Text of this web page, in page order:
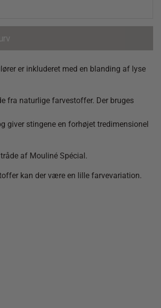
er inkluderet med en blanding af lyse
fra naturlige farvestoffer. Der bruges
giver stingene en forhøjet tredimensionel
af Mouliné Spécial.
kan der være en lille farvevariation.